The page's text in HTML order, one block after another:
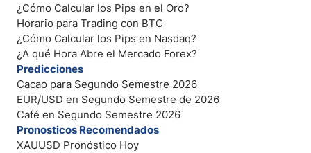
¿Cómo Calcular los Pips en el Oro?
Horario para Trading con BTC
¿Cómo Calcular los Pips en Nasdaq?
¿A qué Hora Abre el Mercado Forex?
Predicciones
Cacao para Segundo Semestre 2026
EUR/USD en Segundo Semestre de 2026
Café en Segundo Semestre 2026
Pronosticos Recomendados
XAUUSD Pronóstico Hoy